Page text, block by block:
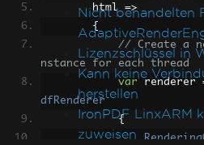
Nicht behandelten
Lizenzschlüssel in
Kann keine
herstellen
IronPDF LinxARM
zuweisen
        html
=>
{
// Create a
nstance for each thread
var renderer
dfRenderer
{